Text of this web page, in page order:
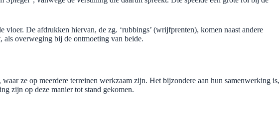
De afdrukken hiervan, de zg. ‘rubbings’ (wrijfprenten), komen naast andere
overweging bij de ontmoeting van beide.
ze op meerdere terreinen werkzaam zijn. Het bijzondere aan hun samenwerking is,
zijn op deze manier tot stand gekomen.